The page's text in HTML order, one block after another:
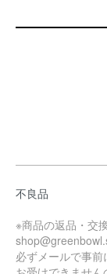
不良品
※商品の返品・交
必ずメールで事